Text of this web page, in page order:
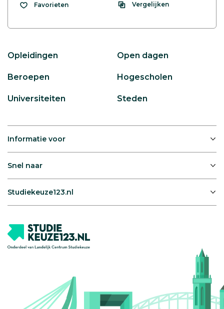
Favorieten Vergelijken
Opleidingen Open dagen
Beroepen Hogescholen
Universiteiten Steden
Informatie voor
Snel naar
Studiekeuze123.nl